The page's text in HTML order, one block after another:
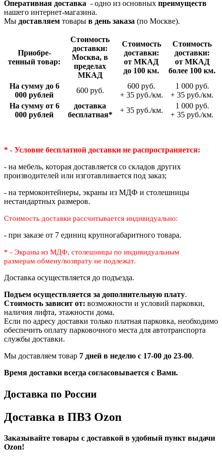
Оперативная доставка - одно из основных преимуществ
нашего интернет-магазина.
Мы доставляем товары в день заказа (по Москве).
Приобре­
тенный товар:
Стои­мость
доставки:
Москва, в
пределах
МКАД
Стои­мость
доставки:
от МКАД
до 100 км.
Стои­мость
доставки:
от МКАД
более 100 км.
На сумму до 6
000 рублей
600 руб.
600 руб.
+ 35 руб./км.
1 000 руб.
+ 35 руб./км.
На сумму от 6
000 рублей
доставка
беспла­тная*
+ 35 руб./км.
1 000 руб.
+ 35 руб./км.
* - Условие бесплатной доставки не распространяется:
- на мебель, которая доставляется со складов других
производителей или изготавливается под заказ;
- на термоконтейнеры, экраны из МДФ и столешницы
нестандартных размеров.
Стоимость доставки рассчитывается индивидуально:
- при заказе от 7 единиц крупногабаритного товара.
* - Экраны из МДФ, столешницы по индивидуальным
размерам обмену/возврату не подлежат.
Доставка осуществляется до подъезда.
Подъем осуществляется за дополнительную плату.
Стоимость зависит от: возможности и условий парковки,
наличия лифта, этажности дома.
Если по адресу доставки только платная парковка, необходимо
обеспечить оплату парковочного места для автотранспорта
службы доставки.
Мы доставляем товар 7 дней в неделю с 17-00 до 23-00.
Время доставки всегда согласовывается с Вами.
Доставка по России
Доставка в ПВЗ Ozon
Заказывайте товары с доставкой в удобный пункт выдачи
Ozon!